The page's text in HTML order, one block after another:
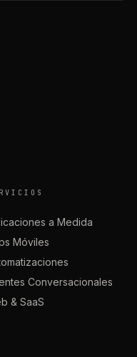
a Medida
Móviles
Conversacionales
& SaaS